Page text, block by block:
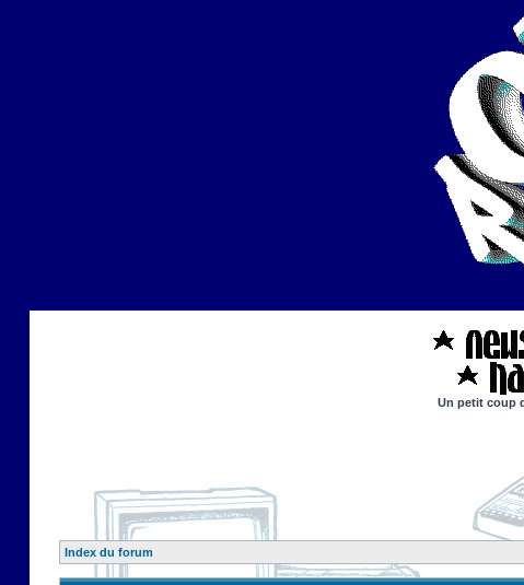
Un petit coup
Index du forum